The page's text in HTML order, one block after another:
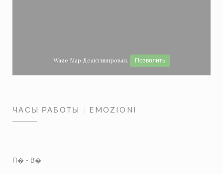
Waze Map Деактивирован. Позволить
ЧАСЫ РАБОТЫ EMOZIONI
П� - В�